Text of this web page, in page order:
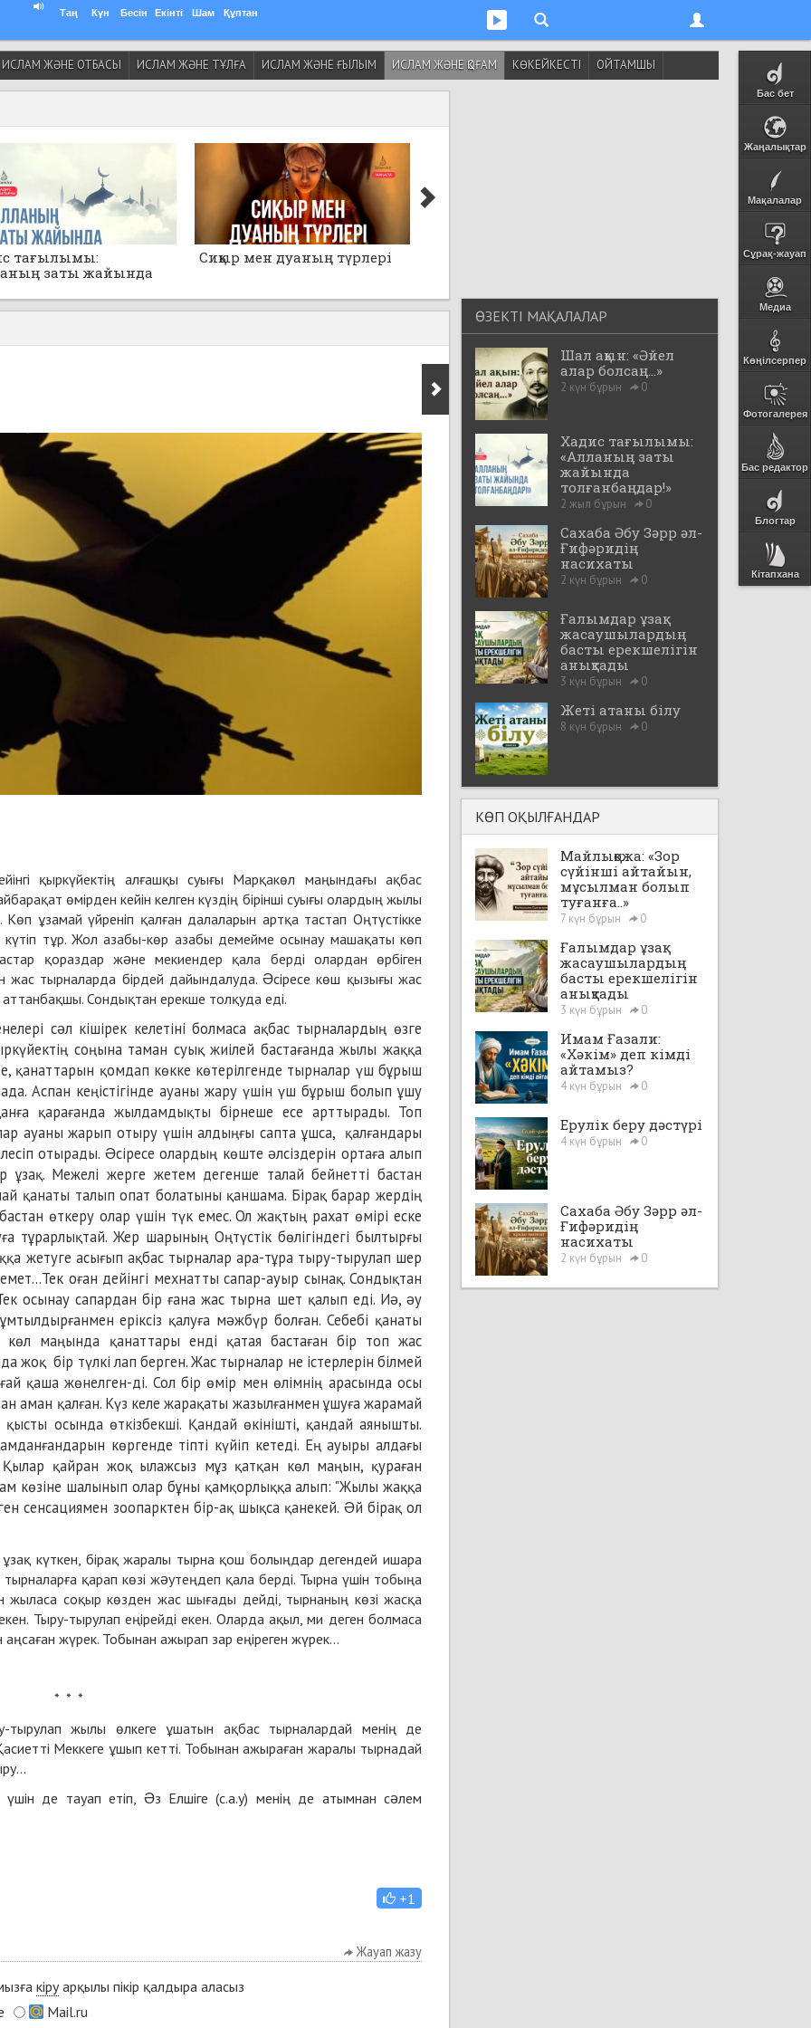
Таң Күн Бесін Екінті Шам Құптан
Бас бет
Жаңалықтар
Мақалалар
Сұрақ-жауап
Медиа
Көңілсерпер
Фотогалерея
Бас редактор
Блогтар
Кітапхана
ИСЛАМ ЖӘНЕ ОТБАСЫ ИСЛАМ ЖӘНЕ ТҰЛҒА ИСЛАМ ЖӘНЕ ҒЫЛЫМ ИСЛАМ ЖӘНЕ ҚОҒАМ КӨКЕЙКЕСТІ ОЙТАМШЫ
тағылымы:
заты жайында
Сиқыр мен дуаның түрлері
Ғалымдар ұзақ
жасаушылардың
ерекшелігін
қыркүйектің алғашқы суығы Марқакөл маңындағы ақбас
өмірден кейін келген күздің бірінші суығы олардың жылы
ұзамай үйреніп қалған далаларын артқа тастап Оңтүстікке
тұр. Жол азабы-көр азабы демейме осынау машақаты көп
қораздар жəне мекиендер қала берді олардан өрбіген
жас тырналарда бірдей дайындалуда. Əсіресе көш қызығы жас
Сондықтан ерекше толқуда еді.
сəл кішірек келетіні болмаса ақбас тырналардың өзге
соңына таман суық жиілей бастағанда жылы жаққа
қанаттарын қомдап көкке көтерілгенде тырналар үш бұрыш
Аспан кеңістігінде ауаны жару үшін үш бұрыш болып ұшу
қарағанда жылдамдықты бірнеше есе арттырады. Топ
ауаны жарып отыру үшін алдыңғы сапта ұшса, қалғандары
отырады. Əсіресе олардың көште əлсіздерін ортаға алып
Межелі жерге жетем дегенше талай бейнетті бастан
қанаты талып опат болатыны қаншама. Бірақ барар жердің
өткеру олар үшін түк емес. Ол жақтың рахат өмірі еске
тұрарлықтай. Жер шарының Оңтүстік бөлігіндегі былтырғы
жетуге асығып ақбас тырналар ара-тұра тыру-тырулап шер
оған дейінгі мехнатты сапар-ауыр сынақ. Сондықтан
осынау сапардан бір ғана жас тырна шет қалып еді. Иə, əу
еріксіз қалуға мəжбүр болған. Себебі қанаты
көл маңында қанаттары енді қатая бастаған бір топ жас
жоқ бір түлкі лап берген. Жас тырналар не істерлерін білмей
қаша жөнелген-ді. Сол бір өмір мен өлімнің арасында осы
аман қалған. Күз келе жарақаты жазылғанмен ұшуға жарамай
осында өткізбекші. Қандай өкінішті, қандай аянышты.
көргенде тіпті күйіп кетеді. Ең ауыры алдағы
қайран жоқ ылажсыз мұз қатқан көл маңын, қураған
көзіне шалынып олар бұны қамқорлыққа алып: "Жылы жаққа
сенсациямен зоопарктен бір-ақ шықса қанекей. Əй бірақ ол
күткен, бірақ жаралы тырна қош болыңдар дегендей ишара
қарап көзі жəутеңдеп қала берді. Тырна үшін тобыңа
соқыр көзден жас шығады дейді, тырнаның көзі жасқа
Тыру-тырулап еңірейді екен. Оларда ақыл, ми деген болмаса
жүрек. Тобынан ажырап зар еңіреген жүрек...
* * *
тырулап жылы өлкеге ұшатын ақбас тырналардай менің де
Меккеге ұшып кетті. Тобынан ажыраған жаралы тырнадай
де тауап етіп, Əз Елшіге (с.а.у) менің де атымнан сəлем
+1
Жауап жазу
кіруарқылы пікір қалдыра аласыз
Mail.ru
ӨЗЕКТІ МАҚАЛАЛАР
Шал ақын: «Әйел
алар болсаң...»
2 күн бұрын 0
Хадис тағылымы:
«Алланың заты
жайында
толғанбаңдар!»
2 жыл бұрын 0
Сахаба Әбу Зәрр әл-
Ғифәридің
насихаты
2 күн бұрын 0
Ғалымдар ұзақ
жасаушылардың
басты ерекшелігін
анықтады
3 күн бұрын 0
Жеті атаны білу
8 күн бұрын 0
КӨП ОҚЫЛҒАНДАР
Майлықожа: «Зор
сүйінші айтайын,
мұсылман болып
туғанға..»
7 күн бұрын 0
Ғалымдар ұзақ
жасаушылардың
басты ерекшелігін
анықтады
3 күн бұрын 0
Имам Ғазали:
«Хәкім» деп кімді
айтамыз?
4 күн бұрын 0
Ерулік беру дәстүрі
4 күн бұрын 0
Сахаба Әбу Зәрр әл-
Ғифәридің
насихаты
2 күн бұрын 0